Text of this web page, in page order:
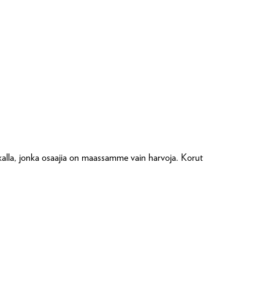
jonka osaajia on maassamme vain harvoja. Korut